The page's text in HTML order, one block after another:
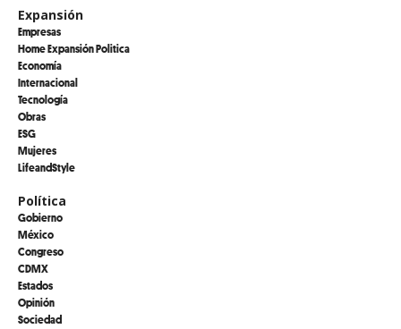
Expansión
Empresas
Home Expansión Politica
Economía
Internacional
Tecnología
Obras
ESG
Mujeres
LifeandStyle
Política
Gobierno
México
Congreso
CDMX
Estados
Opinión
Sociedad